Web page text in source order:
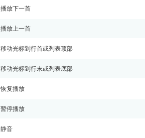
播放下一首
播放上一首
移动光标到行首或列表顶部
移动光标到行末或列表底部
恢复播放
暂停播放
静音